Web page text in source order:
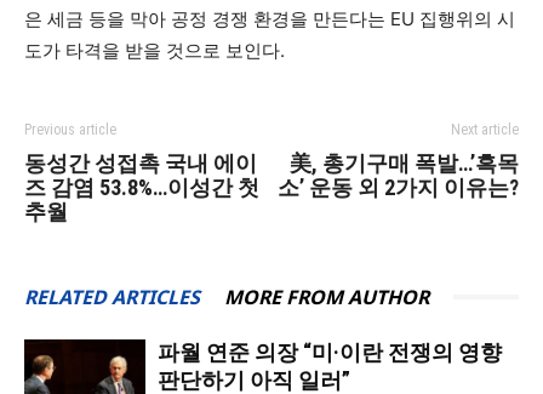
은 세금 등을 막아 공정 경쟁 환경을 만든다는 EU 집행위의 시
도가 타격을 받을 것으로 보인다.
Previous article
동성간 성접촉 국내 에이
즈 감염 53.8%…이성간 첫
추월
Next article
美, 총기구매 폭발…’흑목
소’ 운동 외 2가지 이유는?
RELATED ARTICLES MORE FROM AUTHOR
파월 연준 의장 “미·이란 전쟁의 영향
판단하기 아직 일러”